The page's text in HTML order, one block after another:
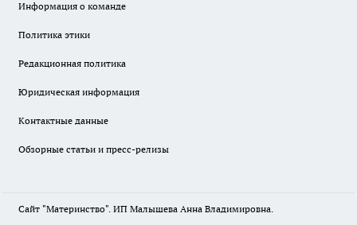
Информация о команде
Политика этики
Редакционная политика
Юридическая информация
Контактные данные
Обзорные статьи и пресс-релизы
Сайт "Материнство". ИП Малышева Анна Владимировна.